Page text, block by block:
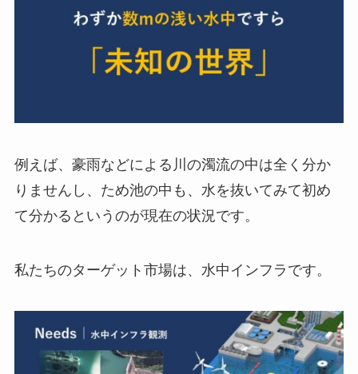
例えば、豪雨などによる川の濁流の中は全く分か
りませんし、ため池の中も、水を抜いてみて初め
て分かるというのが現在の状況です。
私たちのターゲット市場は、水中インフラです。